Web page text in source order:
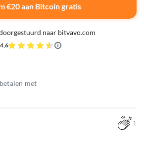
€20 aan Bitcoin gratis
naar bitvavo.com
4,6
met
1